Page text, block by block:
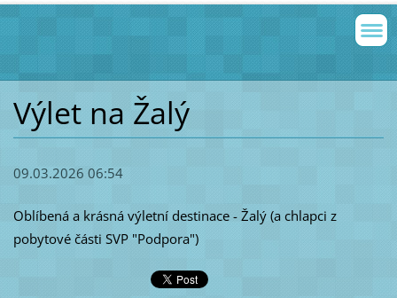
Výlet na Žalý
09.03.2026 06:54
Oblíbená a krásná výletní destinace - Žalý (a chlapci z
pobytové části SVP "Podpora")